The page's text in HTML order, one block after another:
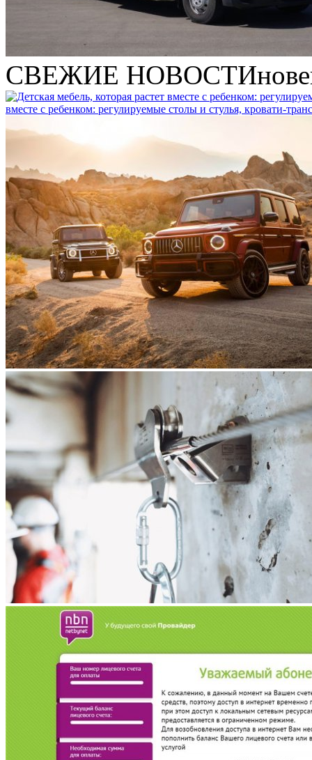
СВЕЖИЕ НОВОСТИ
вместе с ребенком: регулируемые столы и стулья, кровати-